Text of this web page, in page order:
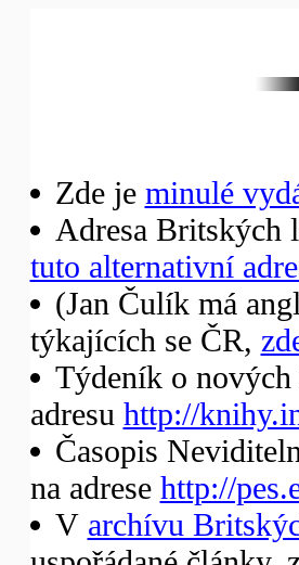
Zde je minulé
Adresa Britských
tuto alternativní
(Jan Čulík má
týkajících se ČR,
Týdeník o
adresu http://
Časopis
na adrese http://
V archívu